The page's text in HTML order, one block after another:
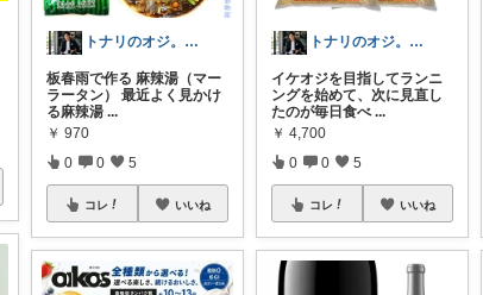
トナリのオジ。 40代からのイケオジ計画
板春雨で作る 麻辣湯（マー
ラータン） 最近よく見かけ
る麻辣湯 ...
￥ 970
0 0 5
コレ いいね
トナリのオジ。 40代からのイケオジ計画
イケオジを目指してランニ
ングを始めて、次に見直し
たのが毎日食べ ...
￥ 4,700
0 0 5
コレ いいね